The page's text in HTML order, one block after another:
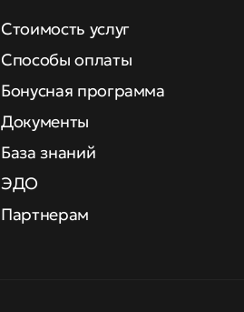
Стоимость услуг
Способы оплаты
Бонусная программа
Документы
База знаний
ЭДО
Партнерам